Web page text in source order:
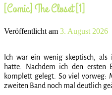
[Comic] The Closet [1]
Veröffentlicht am 3. August 2026
Ich war ein wenig skeptisch, als
hatte. Nachdem ich den ersten
komplett gelegt. So viel vorweg:
zweiten Band noch mal deutlich